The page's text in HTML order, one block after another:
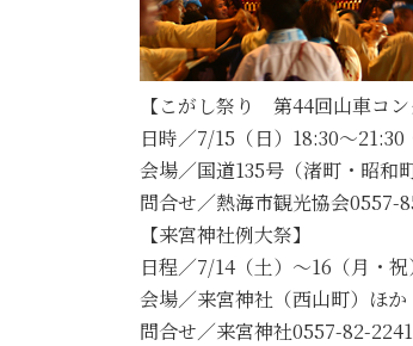
【こがし祭り 第44回山車
日時／7/15（日）18:30～
会場／国道135号（渚町・昭
問合せ／熱海市観光協会0557-
【来宮神社例大祭】
日程／7/14（土）～16（月・祝
会場／来宮神社（西山町）ほか
問合せ／来宮神社0557-82-